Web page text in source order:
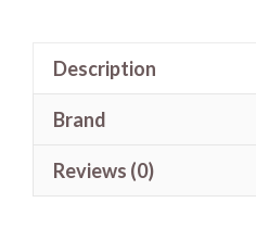
Description
Brand
Reviews (0)